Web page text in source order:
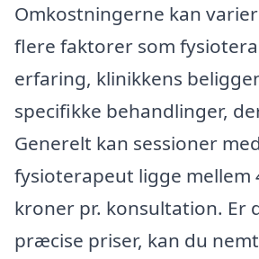
Omkostningerne kan
flere faktorer som
erfaring, klinikkens
specifikke behandlinger,
Generelt kan sessioner
fysioterapeut ligge mellem
kroner pr. konsultation. Er
præcise priser, kan du